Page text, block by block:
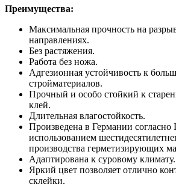
Преимущества:
Максимальная прочность на
направлениях.
Без растяжения.
Работа без ножа.
Адгезионная устойчивость к
стройматериалов.
Прочный и особо стойкий к
клей.
Длительная влагостойкость.
Произведена в Германии согласно
использованием
производства герметизирующих
Адаптирована к суровому климату.
Яркий цвет позволяет отлично
склейки.